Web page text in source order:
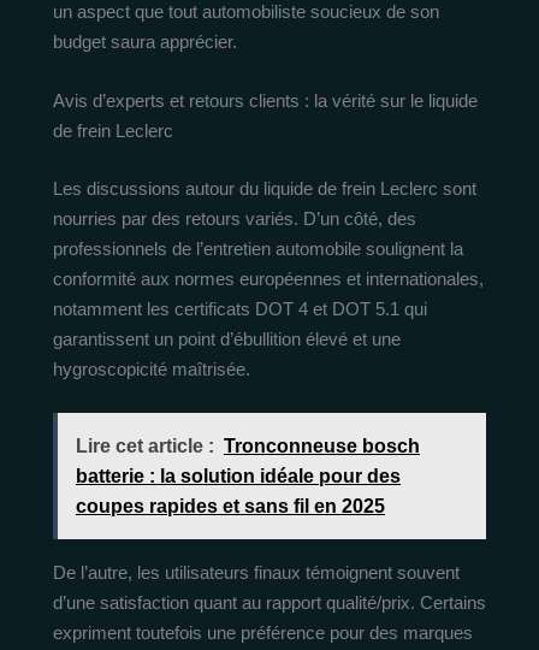
un aspect que tout automobiliste soucieux de son
budget saura apprécier.
Avis d’experts et retours clients : la vérité sur le liquide
de frein Leclerc
Les discussions autour du liquide de frein Leclerc sont
nourries par des retours variés. D’un côté, des
professionnels de l’entretien automobile soulignent la
conformité aux normes européennes et internationales,
notamment les certificats DOT 4 et DOT 5.1 qui
garantissent un point d’ébullition élevé et une
hygroscopicité maîtrisée.
Lire cet article : Tronconneuse bosch
batterie : la solution idéale pour des
coupes rapides et sans fil en 2025
De l’autre, les utilisateurs finaux témoignent souvent
d’une satisfaction quant au rapport qualité/prix. Certains
expriment toutefois une préférence pour des marques